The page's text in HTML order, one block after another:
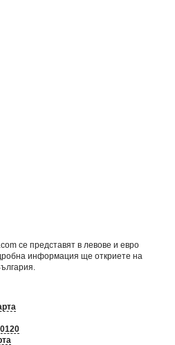
се представят в левове и евро
информация ще откриете на